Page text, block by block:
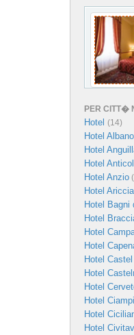
PER CITT�
Hotel (14)
Hotel
Hotel
Hotel
Hotel Anzio
Hotel Ariccia
Hotel Bagni
Hotel
Hotel
Hotel
Hotel
Hotel
Hotel
Hotel
Hotel
Hotel